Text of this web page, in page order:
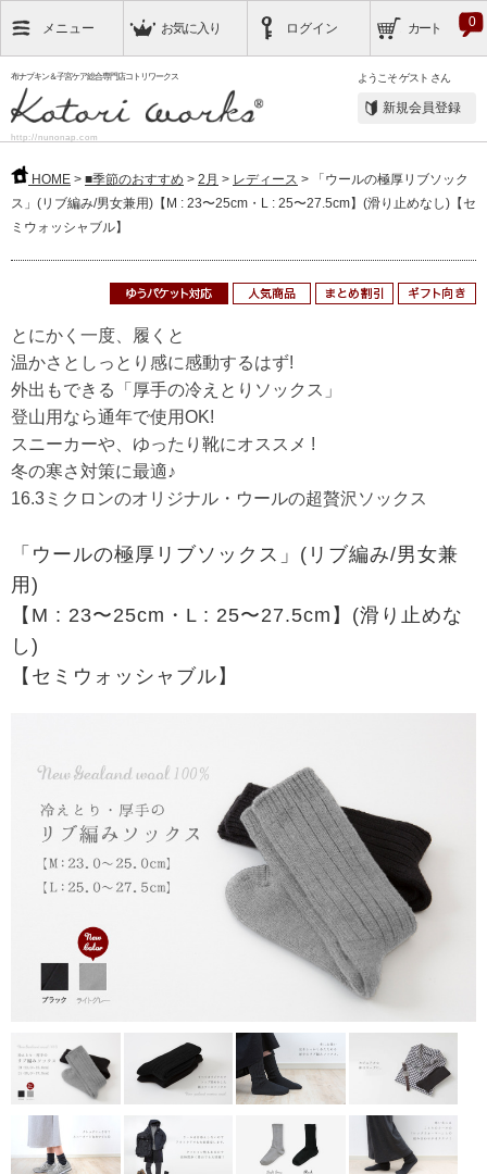
布ナプキン＆子宮ケア総合専門店コトリワークス
http://nunonap.com
ようこそゲスト さん
新規会員登録
メニュー お気に入り ログイン カート 0
HOME > ■季節のおすすめ > 2月 > レディース > 「ウールの極厚リブソック
ス」(リブ編み/男女兼用)【M : 23〜25cm・L : 25〜27.5cm】(滑り止めなし)【セ
ミウォッシャブル】
とにかく一度、履くと
温かさとしっとり感に感動するはず!
外出もできる「厚手の冷えとりソックス」
登山用なら通年で使用OK!
スニーカーや、ゆったり靴にオススメ !
冬の寒さ対策に最適♪
16.3ミクロンのオリジナル・ウールの超贅沢ソックス
「ウールの極厚リブソックス」(リブ編み/男女兼
用)
【M : 23〜25cm・L : 25〜27.5cm】(滑り止めな
し)
【セミウォッシャブル】